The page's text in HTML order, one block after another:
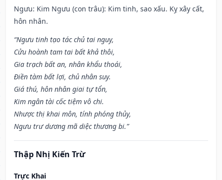
Ngưu: Kim Ngưu (con trâu): Kim tinh, sao xấu. Kỵ xây cất,
hôn nhân.
“Ngưu tinh tạo tác chủ tai nguy,
Cửu hoành tam tai bất khả thôi,
Gia trạch bất an, nhân khẩu thoái,
Điền tàm bất lợi, chủ nhân suy.
Giá thú, hôn nhân giai tự tổn,
Kim ngân tài cốc tiệm vô chi.
Nhược thị khai môn, tính phóng thủy,
Ngưu trư dương mã diệc thương bi.”
Thập Nhị Kiến Trừ
Trực Khai